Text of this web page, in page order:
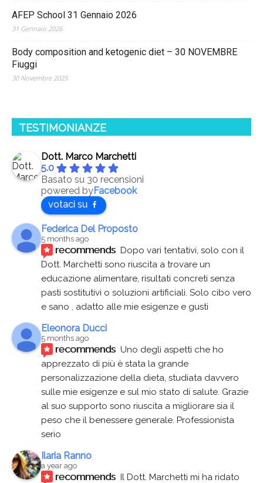
AFEP School 31 Gennaio 2026
31 Gennaio 2026
Body composition and ketogenic diet – 30 NOVEMBRE
Fiuggi
30 Novembre 2025
TESTIMONIANZE
Dott. Marco Marchetti
5.0
Basato su 30 recensioni
powered byFacebook
votaci su
Federica Del Proposto
5 months ago
recommends Dopo vari tentativi, solo con il
Dott. Marchetti sono riuscita a trovare un
educazione alimentare, risultati concreti senza
pasti sostitutivi o soluzioni artificiali. Solo cibo vero
e sano , adatto alle mie esigenze e gusti
Eleonora Ducci
5 months ago
recommends Uno degli aspetti che ho
apprezzato di più è stata la grande
personalizzazione della dieta, studiata davvero
sulle mie esigenze e sul mio stato di salute. Grazie
al suo supporto sono riuscita a migliorare sia il
peso che il benessere generale. Professionista
serio
Ilaria Ranno
a year ago
recommends Il Dott. Marchetti mi ha ridato